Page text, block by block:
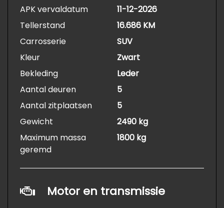
APK vervaldatum
11-12-2026
Tellerstand
16.686 KM
Carrosserie
SUV
Kleur
Zwart
Bekleding
Leder
Aantal deuren
5
Aantal zitplaatsen
5
Gewicht
2490 kg
Maximum massa
geremd
1800 kg
Motor en transmissie